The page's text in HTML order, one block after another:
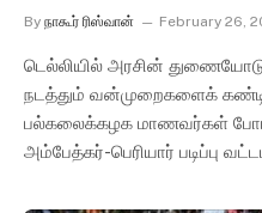
By நாகூர் ரிஸ்வான் February 26,
டெல்லியில் அரசின்
நடத்தும் வன்முறைகளைக்
பல்கலைக்கழக மாணவர்கள்
அம்பேத்கர்-பெரியார் படிப்பு